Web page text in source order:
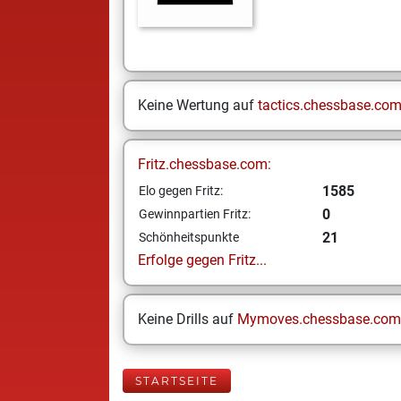
Keine Wertung auf tactics.chessbase.com
Fritz.chessbase.com:
Elo gegen Fritz: 1585
Gewinnpartien Fritz: 0
Schönheitspunkte
21
Erfolge gegen Fritz...
Keine Drills auf Mymoves.chessbase.com
STARTSEITE